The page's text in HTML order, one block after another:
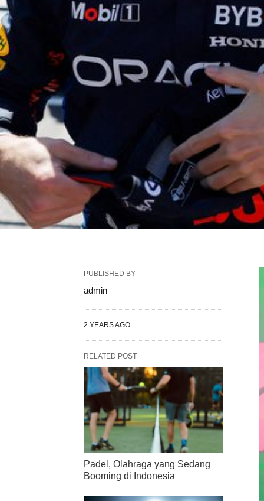
PUBLISHED BY
admin
2 YEARS AGO
RELATED POST
Padel, Olahraga yang Sedang
Booming di Indonesia